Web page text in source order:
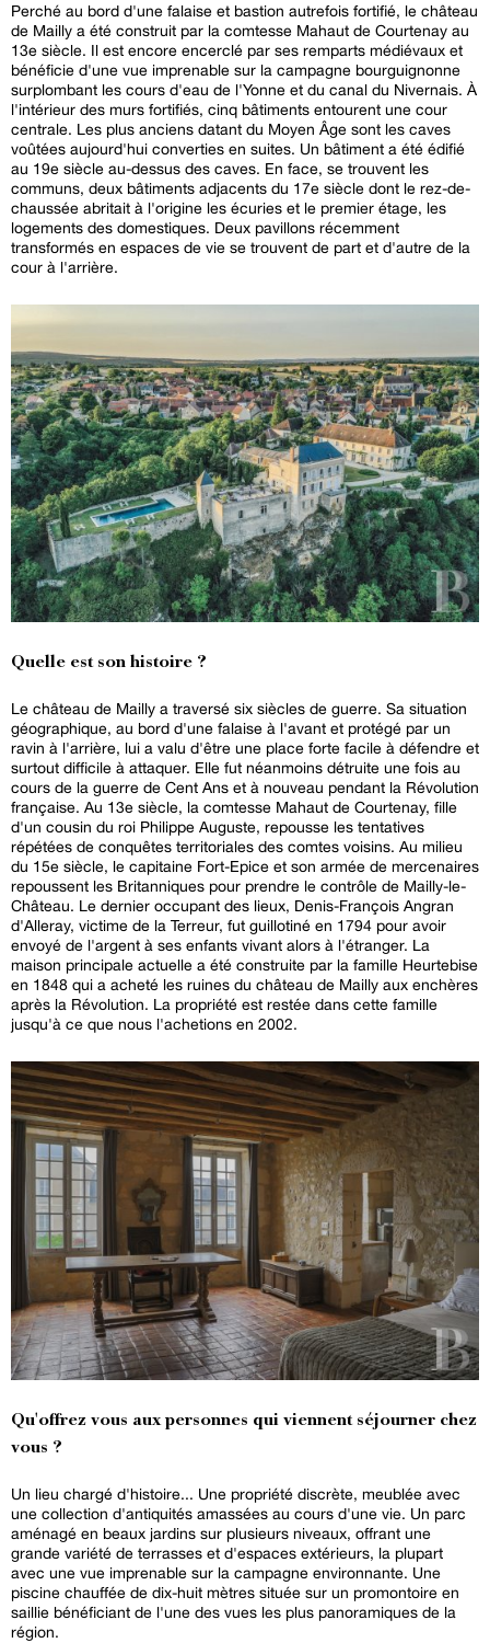
Perché au bord d'une falaise et bastion autrefois fortifié, le château
de Mailly a été construit par la comtesse Mahaut de Courtenay au
13e siècle. Il est encore encerclé par ses remparts médiévaux et
bénéficie d'une vue imprenable sur la campagne bourguignonne
surplombant les cours d'eau de l'Yonne et du canal du Nivernais. À
l'intérieur des murs fortifiés, cinq bâtiments entourent une cour
centrale. Les plus anciens datant du Moyen Âge sont les caves
voûtées aujourd'hui converties en suites. Un bâtiment a été édifié
au 19e siècle au-dessus des caves. En face, se trouvent les
communs, deux bâtiments adjacents du 17e siècle dont le rez-de-
chaussée abritait à l'origine les écuries et le premier étage, les
logements des domestiques. Deux pavillons récemment
transformés en espaces de vie se trouvent de part et d'autre de la
cour à l'arrière.
Quelle est son histoire ?
Le château de Mailly a traversé six siècles de guerre. Sa situation
géographique, au bord d'une falaise à l'avant et protégé par un
ravin à l'arrière, lui a valu d'être une place forte facile à défendre et
surtout difficile à attaquer. Elle fut néanmoins détruite une fois au
cours de la guerre de Cent Ans et à nouveau pendant la Révolution
française. Au 13e siècle, la comtesse Mahaut de Courtenay, fille
d'un cousin du roi Philippe Auguste, repousse les tentatives
répétées de conquêtes territoriales des comtes voisins. Au milieu
du 15e siècle, le capitaine Fort-Epice et son armée de mercenaires
repoussent les Britanniques pour prendre le contrôle de Mailly-le-
Château. Le dernier occupant des lieux, Denis-François Angran
d'Alleray, victime de la Terreur, fut guillotiné en 1794 pour avoir
envoyé de l'argent à ses enfants vivant alors à l'étranger. La
maison principale actuelle a été construite par la famille Heurtebise
en 1848 qui a acheté les ruines du château de Mailly aux enchères
après la Révolution. La propriété est restée dans cette famille
jusqu'à ce que nous l'achetions en 2002.
Qu'offrez vous aux personnes qui viennent séjourner chez
vous ?
Un lieu chargé d'histoire... Une propriété discrète, meublée avec
une collection d'antiquités amassées au cours d'une vie. Un parc
aménagé en beaux jardins sur plusieurs niveaux, offrant une
grande variété de terrasses et d'espaces extérieurs, la plupart
avec une vue imprenable sur la campagne environnante. Une
piscine chauffée de dix-huit mètres située sur un promontoire en
saillie bénéficiant de l'une des vues les plus panoramiques de la
région.